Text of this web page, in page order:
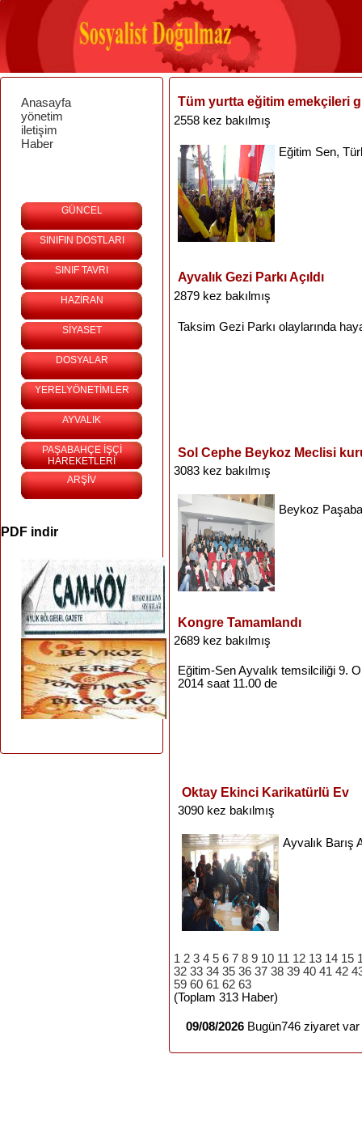
Anasayfa
yönetim
iletişim
Haber
GÜNCEL
SINIFIN DOSTLARI
SINIF TAVRI
HAZİRAN
SİYASET
DOSYALAR
YERELYÖNETİMLER
AYVALIK
PAŞABAHÇE İŞÇİ
HAREKETLERİ
ARŞİV
PDF indir
Tüm yurtta eğitim emekçileri
2558 kez bakılmış
Eğitim Sen,
Ayvalık Gezi Parkı Açıldı
2879 kez bakılmış
Taksim Gezi Parkı olaylarında
Sol Cephe Beykoz Meclisi
3083 kez bakılmış
Beykoz
Kongre Tamamlandı
2689 kez bakılmış
Eğitim-SenAyvalık temsilciliği 9.
2014 saat 11.00 de
Oktay Ekinci Karikatürlü Ev
3090 kez bakılmış
Ayvalık Barış
1 2 3 4 5 6 7 8 9 10 11 12 13 14 15
32 33 34 35 36 37 38 39 40 41 42
59 60 61 62 63
(Toplam 313 Haber)
09/08/2026 Bugün746 ziyaret